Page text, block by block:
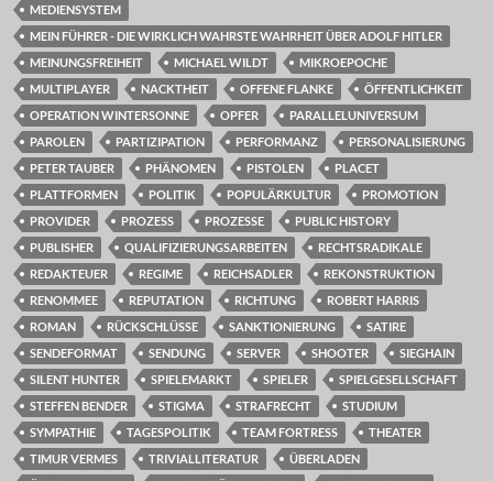
MEDIENSYSTEM
MEIN FÜHRER - DIE WIRKLICH WAHRSTE WAHRHEIT ÜBER ADOLF HITLER
MEINUNGSFREIHEIT
MICHAEL WILDT
MIKROEPOCHE
MULTIPLAYER
NACKTHEIT OFFENE FLANKE
ÖFFENTLICHKEIT
OPERATION WINTERSONNE
OPFER
PARALLELUNIVERSUM
PAROLEN
PARTIZIPATION PERFORMANZ
PERSONALISIERUNG
PETER TAUBER
PHÄNOMEN PISTOLEN
PLACET
PLATTFORMEN
POLITIK POPULÄRKULTUR
PROMOTION
PROVIDER
PROZESS PROZESSE
PUBLIC HISTORY
PUBLISHER
QUALIFIZIERUNGSARBEITEN
RECHTSRADIKALE
REDAKTEUER
REGIME REICHSADLER
REKONSTRUKTION
RENOMMEE
REPUTATION RICHTUNG
ROBERT HARRIS
ROMAN
RÜCKSCHLÜSSE SANKTIONIERUNG
SATIRE
SENDEFORMAT
SENDUNG SERVER SHOOTER
SIEGHAIN
SILENT HUNTER
SPIELEMARKT SPIELER
SPIELGESELLSCHAFT
STEFFEN BENDER
STIGMA STRAFRECHT
STUDIUM
SYMPATHIE
TAGESPOLITIK TEAM FORTRESS
THEATER
TIMUR VERMES
TRIVIALLITERATUR
ÜBERLADEN